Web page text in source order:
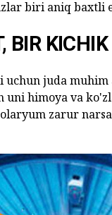
biri aniq baxtli
BIR KICHIK
uchun juda muhim
uni himoya va
zarur